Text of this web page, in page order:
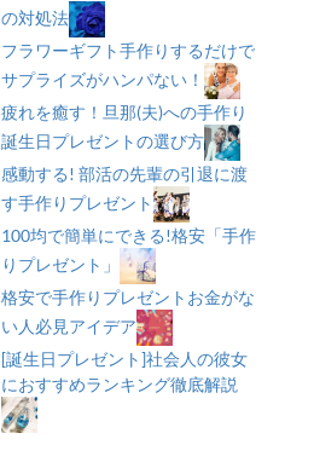
の対処法
フラワーギフト手作りするだけで
サプライズがハンパない！
疲れを癒す！旦那(夫)への手作り
誕生日プレゼントの選び方
感動する! 部活の先輩の引退に渡
す手作りプレゼント
100均で簡単にできる!格安「手作
りプレゼント」
格安で手作りプレゼントお金がな
い人必見アイデア
[誕生日プレゼント]社会人の彼女
におすすめランキング徹底解説